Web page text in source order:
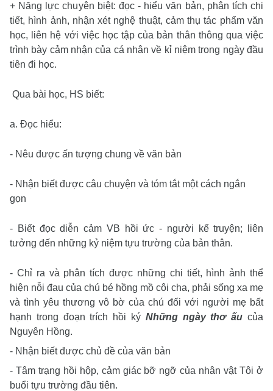
+ Năng lực chuyên biệt: đọc - hiểu văn bản, phân tích chi
tiết, hình ảnh, nhận xét nghệ thuật, cảm thụ tác phẩm văn
học, liên hệ với việc học tập của bản thân thông qua việc
trình bày cảm nhận của cá nhân về kỉ niệm trong ngày đầu
tiên đi học.
Qua bài học, HS biết:
a. Đọc hiểu:
- Nêu được ấn tượng chung về văn bản
- Nhận biết được câu chuyện và tóm tắt một cách ngắn
gọn
- Biết đọc diễn cảm VB hồi ức - người kể truyện; liên
tưởng đến những kỷ niệm tựu trường của bản thân.
- Chỉ ra và phân tích được những chi tiết, hình ảnh thể
hiện nỗi đau của chú bé hồng mồ côi cha, phải sống xa mẹ
và tình yêu thương vô bờ của chú đối với người mẹ bất
hạnh trong đoạn trích hồi ký Những ngày thơ ấu của
Nguyên Hồng.
- Nhận biết được chủ đề của văn bản
- Tâm trạng hồi hộp, cảm giác bỡ ngỡ của nhân vật Tôi ở
buổi tựu trường đầu tiên.